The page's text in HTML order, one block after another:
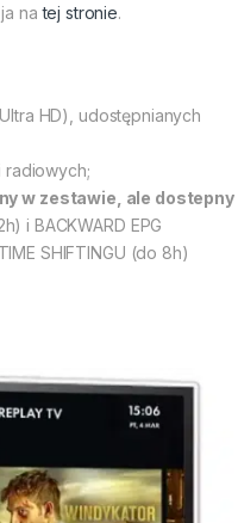
ja natej stronie.
HD), udostępnianych
radiowych;
w zestawie, ale dostepny
i BACKWARD EPG
SHIFTINGU (do 8h)